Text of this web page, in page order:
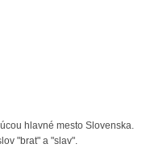
hlavné mesto Slovenska.
"brat" a "slav".